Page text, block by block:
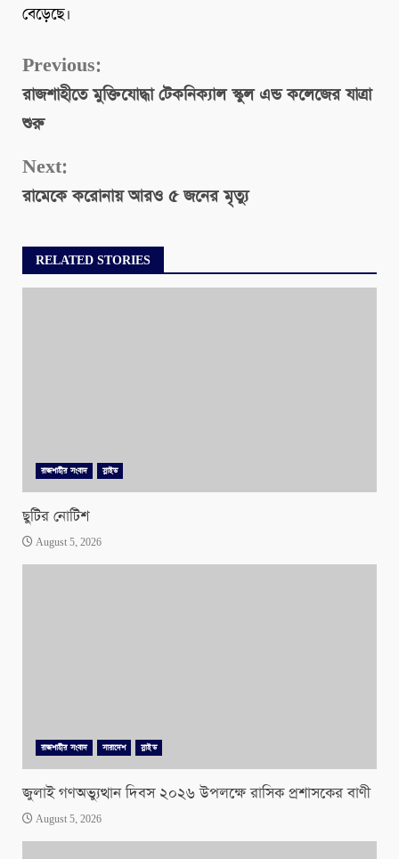
বেড়েছে।
Continue
Reading
Previous:
রাজশাহীতে মুক্তিযোদ্ধা টেকনিক্যাল স্কুল এন্ড কলেজের যাত্রা
শুরু
Next:
রামেকে করোনায় আরও ৫ জনের মৃত্যু
RELATED STORIES
রাজশাহীর সংবাদ স্লাইড
ছুটির নোটিশ
August 5, 2026
রাজশাহীর সংবাদ সারাদেশ স্লাইড
জুলাই গণঅভ্যুত্থান দিবস ২০২৬ উপলক্ষে রাসিক প্রশাসকের বাণী
August 5, 2026